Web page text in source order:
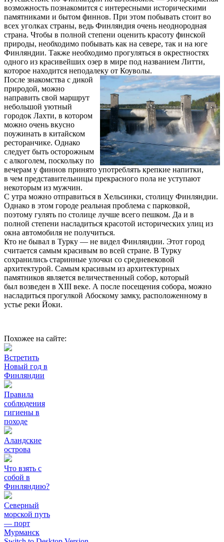
возможность познакомится с интересными историческими
памятниками и бытом финнов. При этом побывать стоит во
всех уголках страны, ведь Финляндия очень неоднородная
страна. Чтобы в полной степени оценить красоту финской
природы, необходимо побывать как на севере, так и на юге
Финляндии. Также необходимо прогуляться в окрестностях
одного из красивейших озер в мире под названием Литти,
которое находится неподалеку от Коуволы.
После знакомства с дикой
природой, можно
направить свой маршрут
небольшой уютный
городок Лахти, в котором
можно очень вкусно
поужинать в китайском
ресторанчике. Однако
следует быть осторожным
с алкоголем, поскольку по
вечерам у финнов принято употреблять крепкие напитки,
в чем представительницы прекрасного пола не уступают
некоторым из мужчин.
С утра можно отправиться в Хельсинки, столицу Финляндии.
Однако в этом городе реальная проблема с парковкой,
поэтому гулять по столице лучше всего пешком. Да и в
полной степени насладиться красотой исторических улиц из
окна автомобиля не получиться.
Кто не бывал в Турку — не видел Финляндии. Этот город
считается самым красивым во всей стране. В Турку
сохранились старинные улочки со средневековой
архитектурой. Самым красивым из архитектурных
памятников является величественный собор, который
был возведен в XIII веке. А после посещения собора, можно
насладиться прогулкой Абоскому замку, расположенному в
устье реки Йоки.
Похожее на сайте:
Встретить
Новый год в
Финляндии
Правила
соблюдения
гигиены в
походе
Аландские
острова
Что взять с
собой в
Финляндию?
Северный
морской путь
— порт
Мурманск